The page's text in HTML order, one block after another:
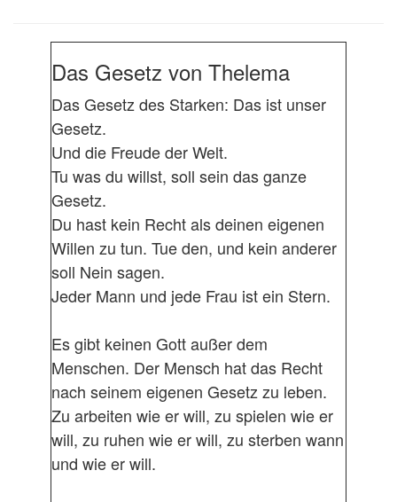
Das Gesetz von Thelema
Das Gesetz des Starken: Das ist unser
Gesetz.
Und die Freude der Welt.
Tu was du willst, soll sein das ganze
Gesetz.
Du hast kein Recht als deinen eigenen
Willen zu tun. Tue den, und kein anderer
soll Nein sagen.
Jeder Mann und jede Frau ist ein Stern.
Es gibt keinen Gott außer dem
Menschen. Der Mensch hat das Recht
nach seinem eigenen Gesetz zu leben.
Zu arbeiten wie er will, zu spielen wie er
will, zu ruhen wie er will, zu sterben wann
und wie er will.